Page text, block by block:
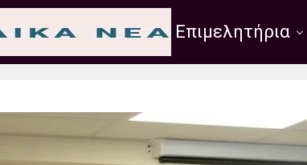
Εμπ. Σύλλογοι Επιμελητήρια